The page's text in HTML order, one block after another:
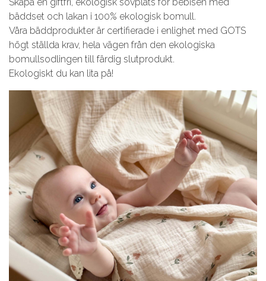
bäddset och lakan i 100% ekologisk bomull.
Våra bäddprodukter är certifierade i enlighet med GOTS
högt ställda krav, hela vägen från den ekologiska
bomullsodlingen till färdig slutprodukt.
Ekologiskt du kan lita på!